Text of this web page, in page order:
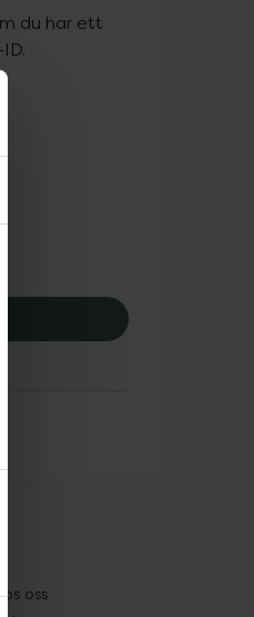
du har ett
oss